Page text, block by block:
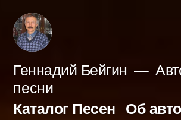
Перейти
содержимому
Геннадий Бейгин
песни
Каталог Песен Об